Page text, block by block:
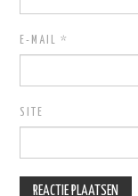
E-MAIL*
SITE